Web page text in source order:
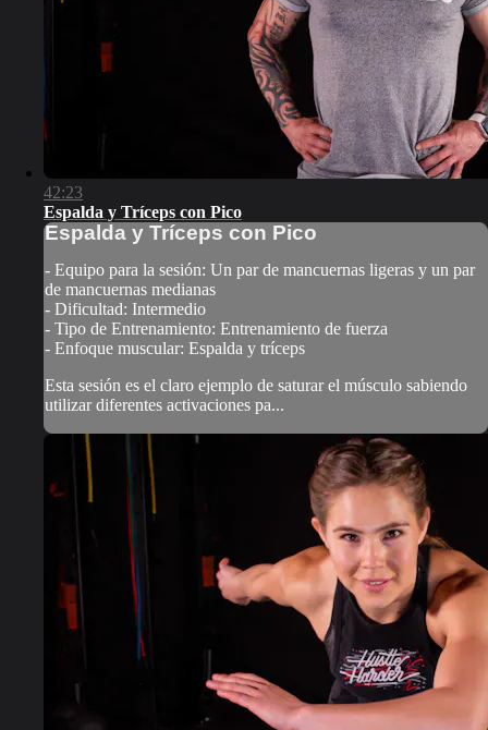
42:23
Espalda y Tríceps con Pico
Espalda y Tríceps con Pico
- Equipo para la sesión: Un par de mancuernas ligeras y un par
de mancuernas medianas
- Dificultad: Intermedio
- Tipo de Entrenamiento: Entrenamiento de fuerza
- Enfoque muscular: Espalda y tríceps
Esta sesión es el claro ejemplo de saturar el músculo sabiendo
utilizar diferentes activaciones pa...